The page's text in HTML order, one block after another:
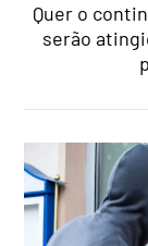
Quer o
serão